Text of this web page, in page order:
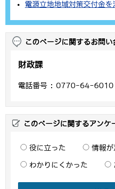
電源立地地域対策交付金
このページに関するお問い
財政課
電話番号 0770-64-6010
このページに関するアンケ
役に立った 情報が
わかりにくかった